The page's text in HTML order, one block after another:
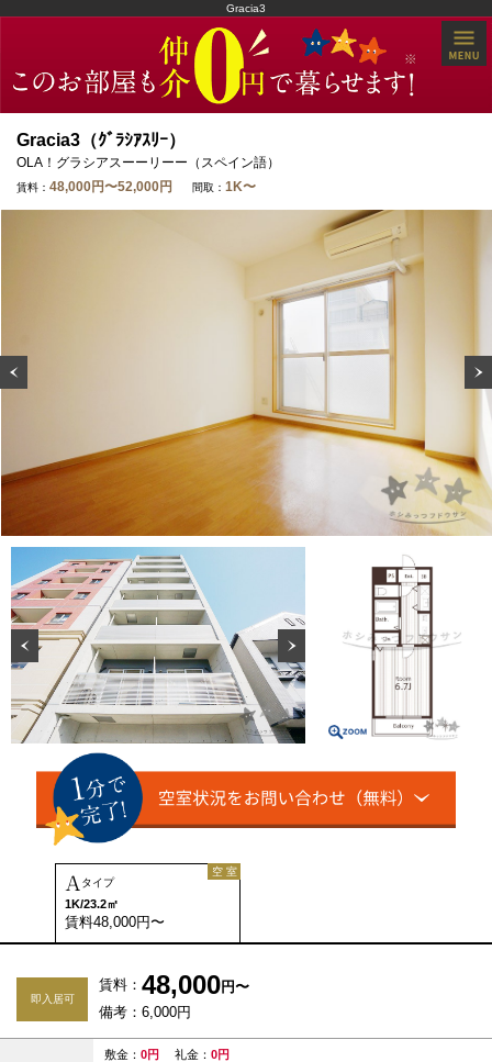
Gracia3
Gracia3（ｸﾞﾗｼｱｽﾘｰ）
OLA！グラシアスーーリーー（スペイン語）
賃料： 48,000円〜52,000円 間取： 1K〜
A タイプ
1K/23.2㎡
賃料48,000円〜
空 室
即入居可
賃料： 48,000円〜
備考：6,000円
敷金： 0円 礼金： 0円